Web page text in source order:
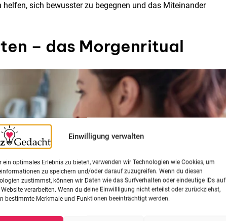
Einwilligung verwalten
ein optimales Erlebnis zu bieten, verwenden wir Technologien wie Cookies, um
zu speichern und/oder darauf zuzugreifen. Wenn du diesen
zustimmst, können wir Daten wie das Surfverhalten oder eindeutige IDs auf
Website verarbeiten. Wenn du deine Einwillligung nicht erteilst oder zurückziehst,
bestimmte Merkmale und Funktionen beeinträchtigt werden.
helfen, sich bewusster zu begegnen und das Miteinander
– das Morgenritual